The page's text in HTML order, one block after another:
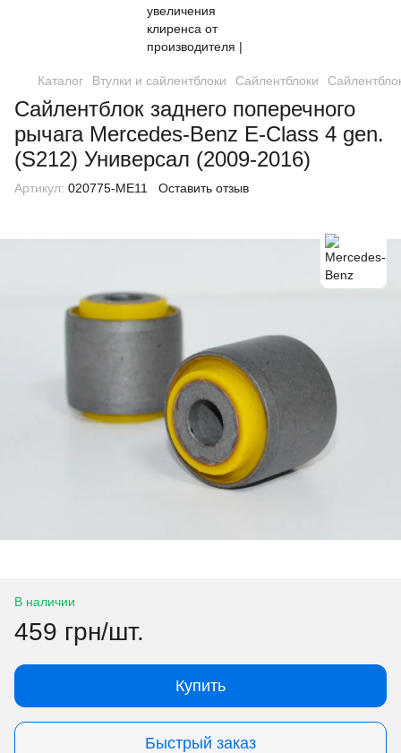
Каталог Втулки и сайлентблоки Сайлентблоки
Сайлентблок заднего поперечного
рычага Mercedes-Benz E-Class 4 gen.
(S212) Универсал (2009-2016)
Артикул: 020775-ME11 Оставить отзыв
В наличии
459 грн/шт.
Купить
Быстрый заказ